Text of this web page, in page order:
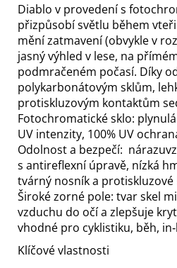
Diablo v provedení s
přizpůsobí světlu během
mění zatmavení (obvykle v
jasný výhled v lese, na
podmračeném počasí. Díky
polykarbonátovým sklům,
protiskluzovým kontaktům
Fotochromatické sklo:
UV intenzity, 100% UV
Odolnost a bezpečí:
s antireflexní úpravě, nízká
tvárný nosník a protiskluzové
Široké zorné pole: tvar skel
vzduchu do očí a zlepšuje
vhodné pro cyklistiku, běh,
Klíčové vlastnosti